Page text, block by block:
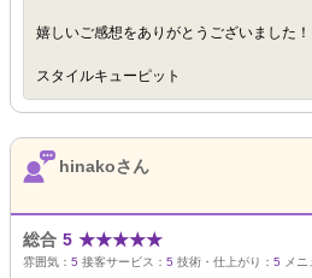
嬉しいご感想をありがとうございました！
スタイルキューピット
hinakoさん
総合 5 ★★★★★
雰囲気： 5 接客サービス： 5 技術・仕上がり： 5 メニ